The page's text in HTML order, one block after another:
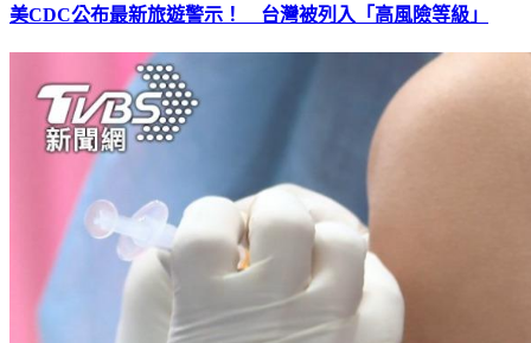
美CDC公布最新旅遊警示！ 台灣被列入「高風險等級」